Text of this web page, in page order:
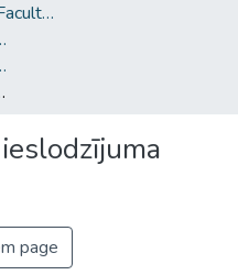
B4 – LU fakultātes / Faculties of the UL
of Law
Master's theses
vietās
page